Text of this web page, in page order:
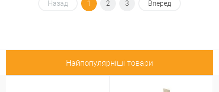
Назад 1 2 3 Вперед
Найпопулярніші товари